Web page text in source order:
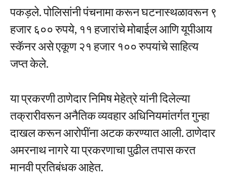
पकड़ले. पोलिसांनी पंचनामा करून घटनास्थळावरून ९
हजार ६०० रुपये, ११ हजारांचे मोबाईल आणि यूपीआय
स्कॅनर असे एकूण २१ हजार १०० रुपयांचे साहित्य
जप्त केले.
या प्रकरणी ठाणेदार निमिष मेहेत्रे यांनी दिलेल्या
तक्रारीवरून अनैतिक व्यवहार अधिनियमांतर्गत गुन्हा
दाखल करून आरोपींना अटक करण्यात आली. ठाणेदार
अमरनाथ नागरे या प्रकरणाचा पुढील तपास करत
मानवी प्रतिबंधक आहेत.